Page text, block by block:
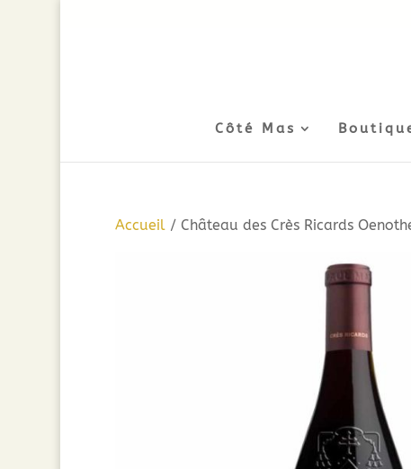
Côté Mas
Accueil/ Château des Crès Ricards